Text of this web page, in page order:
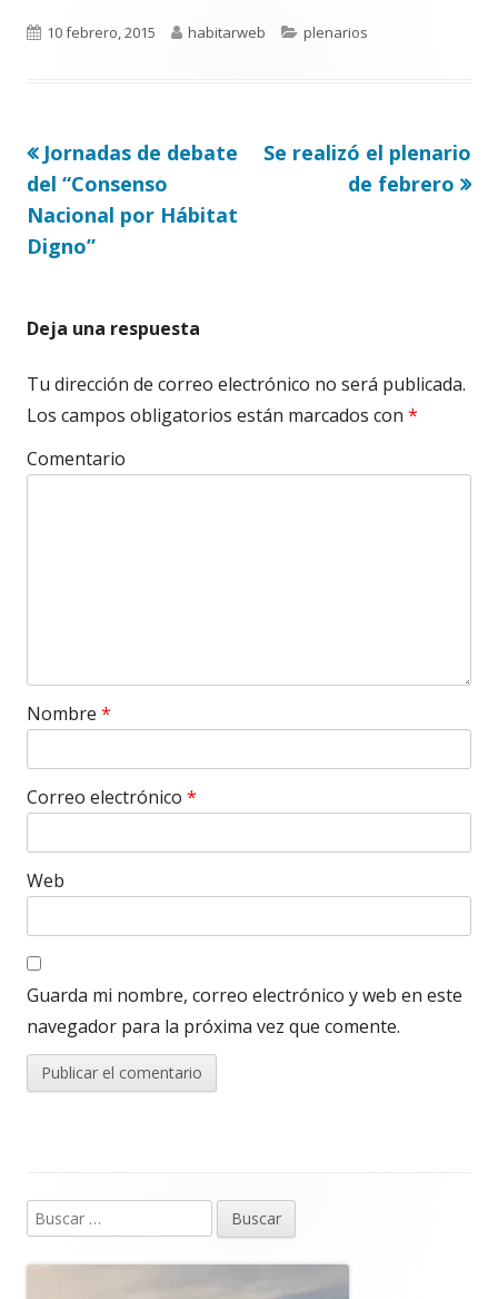
Publicado
10 febrero, 2015 Autor
habitarweb Categorías
plenarios
Navegación
de
entradas
Artículo
anterior
Jornadas de debate
del “Consenso
Nacional por Hábitat
Digno”
Artículo
siguiente
Se realizó el plenario
de febrero
Deja una respuesta
Tu dirección de correo electrónico no será publicada.
Los campos obligatorios están marcados con *
Comentario
Nombre *
Correo electrónico *
Web
Guarda mi nombre, correo electrónico y web en este
navegador para la próxima vez que comente.
Barra
lateral
Buscar: